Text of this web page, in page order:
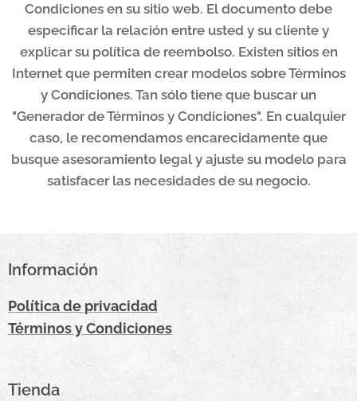
Condiciones en su sitio web. El documento debe
especificar la relación entre usted y su cliente y
explicar su política de reembolso. Existen sitios en
Internet que permiten crear modelos sobre Términos
y Condiciones. Tan sólo tiene que buscar un
"Generador de Términos y Condiciones". En cualquier
caso, le recomendamos encarecidamente que
busque asesoramiento legal y ajuste su modelo para
satisfacer las necesidades de su negocio.
Información
Política de privacidad
Términos y Condiciones
Tienda